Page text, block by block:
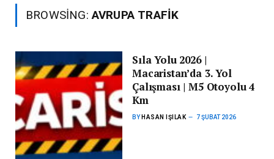
BROWSING:AVRUPA TRAFIK
Sıla Yolu 2026 |
Macaristan’da 3. Yol
Çalışması | M5 Otoyolu 4
Km
BY HASAN IŞILAK 7 ŞUBAT 2026